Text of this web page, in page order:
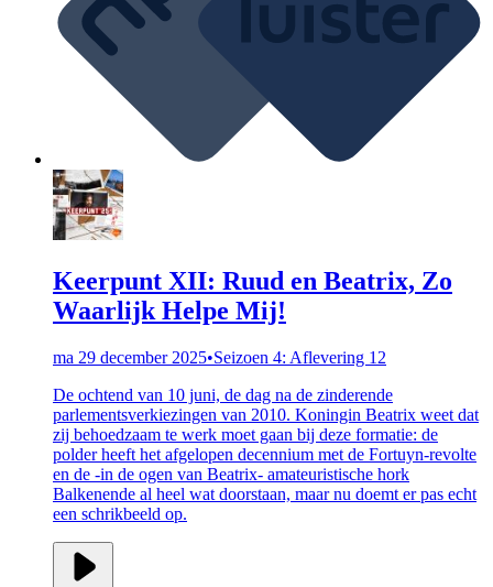
Keerpunt XII: Ruud en Beatrix, Zo
Waarlijk Helpe Mij!
ma 29 december 2025•Seizoen 4: Aflevering 12
De ochtend van 10 juni, de dag na de zinderende
parlementsverkiezingen van 2010. Koningin Beatrix weet dat
zij behoedzaam te werk moet gaan bij deze formatie: de
polder heeft het afgelopen decennium met de Fortuyn-revolte
en de -in de ogen van Beatrix- amateuristische hork
Balkenende al heel wat doorstaan, maar nu doemt er pas echt
een schrikbeeld op.